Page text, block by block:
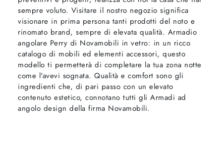
sempre voluto. Visitare il nostro negozio significa
visionare in prima persona tanti prodotti del noto e
rinomato brand, sempre di elevata qualità. Armadio
angolare Perry di Novamobili in vetro: in un ricco
catalogo di mobili ed elementi accessori, questo
modello ti permetterà di completare la tua zona notte
come l'avevi sognata. Qualità e comfort sono gli
ingredienti che, di pari passo con un elevato
contenuto estetico, connotano tutti gli Armadi ad
angolo design della firma Novamobili.